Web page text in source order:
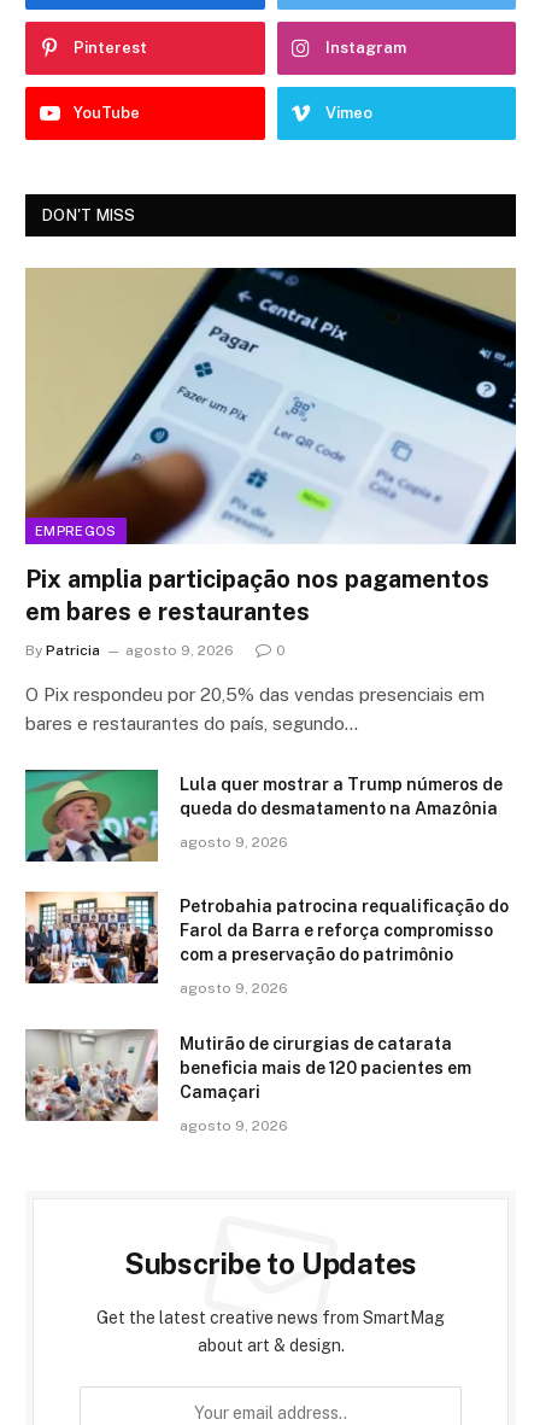
Pinterest Instagram
YouTube Vimeo
DON'T MISS
EMPREGOS
Pix amplia participação nos pagamentos
em bares e restaurantes
By Patricia agosto 9, 2026 0
O Pix respondeu por 20,5% das vendas presenciais em
bares e restaurantes do país, segundo…
Lula quer mostrar a Trump números de
queda do desmatamento na Amazônia
agosto 9, 2026
Petrobahia patrocina requalificação do
Farol da Barra e reforça compromisso
com a preservação do patrimônio
agosto 9, 2026
Mutirão de cirurgias de catarata
beneficia mais de 120 pacientes em
Camaçari
agosto 9, 2026
Subscribe to Updates
Get the latest creative news from SmartMag
about art & design.